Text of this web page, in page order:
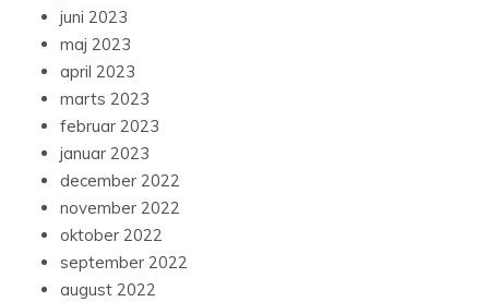
juni 2023
maj 2023
april 2023
marts 2023
februar 2023
januar 2023
december 2022
november 2022
oktober 2022
september 2022
august 2022